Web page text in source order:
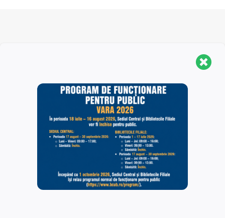
Biblioteca Centrală Universitară „Carol I” este o
Sediul Central, Secţia Pedagogică „I.C. Petrescu” şi 16
biblioteci filiale, localizate în Universitatea din
Bucureşti. În Sediul Central au acces toate categoriile
de utilizatori, în timp ce în bibliotecile filiale au acces,
la centrele de împrumut, numai studenţii şi cadrele
didactice ale facultăților Universității din București, iar
în sălile de lectură ale acestora au acces toate